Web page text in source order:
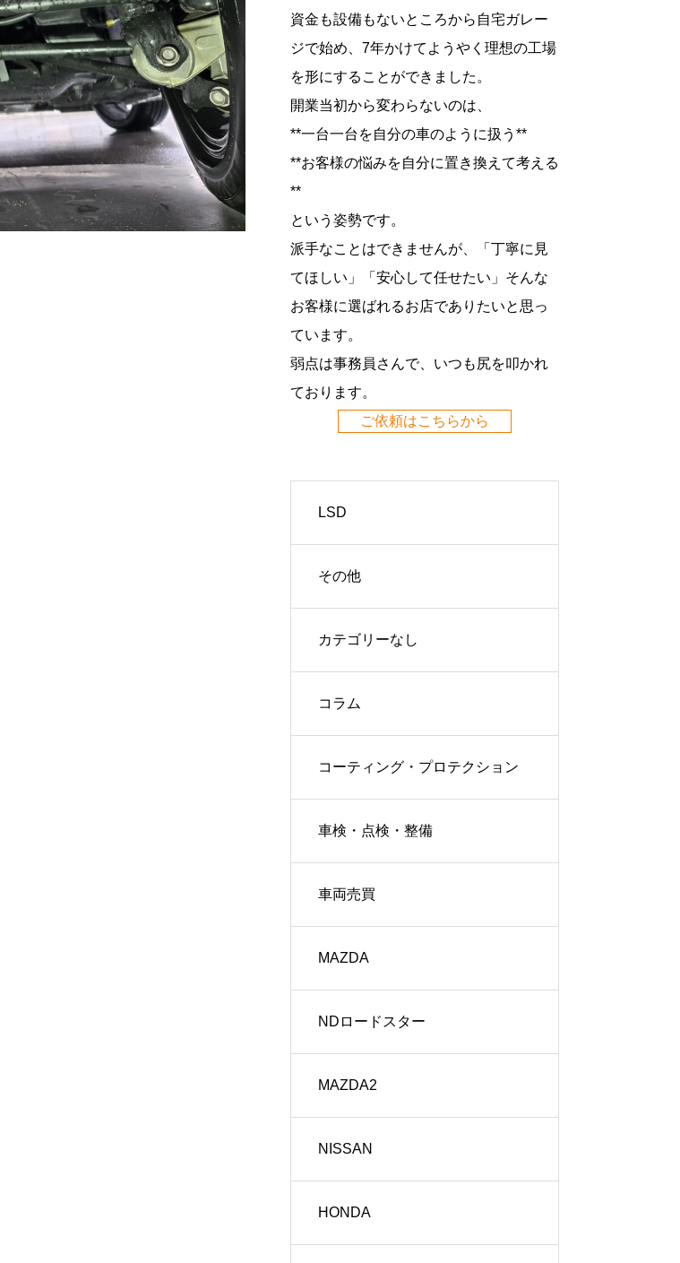
資金も設備もないところから自宅ガレー
ジで始め、7年かけてようやく理想の工場
を形にすることができました。
開業当初から変わらないのは、
**一台一台を自分の車のように扱う**
**お客様の悩みを自分に置き換えて考える
**
という姿勢です。
派手なことはできませんが、「丁寧に見
てほしい」「安心して任せたい」そんな
お客様に選ばれるお店でありたいと思っ
ています。
弱点は事務員さんで、いつも尻を叩かれ
ております。
ご依頼はこちらから
LSD
その他
カテゴリーなし
コラム
コーティング・プロテクション
車検・点検・整備
車両売買
MAZDA
NDロードスター
MAZDA2
NISSAN
HONDA